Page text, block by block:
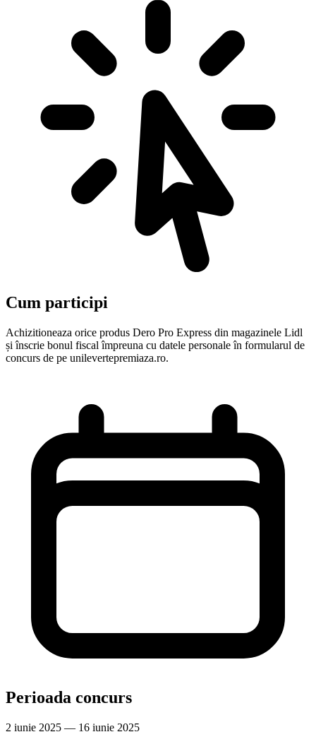
Cum participi
Achizitioneaza orice produs Dero Pro Express din magazinele Lidl
și înscrie bonul fiscal împreuna cu datele personale în formularul de
concurs de pe unilevertepremiaza.ro.
Perioada concurs
2 iunie 2025 — 16 iunie 2025